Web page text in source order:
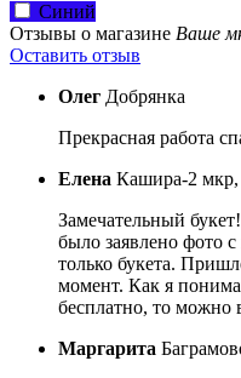
Синий
Отзывы о магазине Ваше
Оставить отзыв
Олег Добрянка
Прекрасная работа
Елена Кашира-2 мкр,
Замечательный
было заявлено фото
только букета.
момент. Как я
бесплатно, то можно
Маргарита